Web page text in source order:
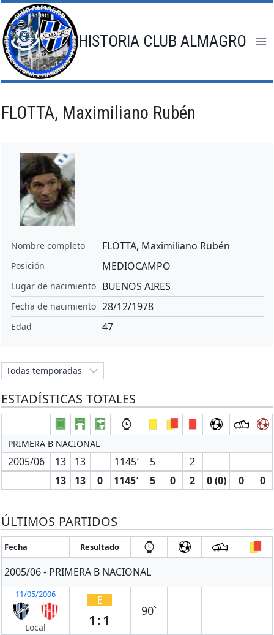
Saltar
al
contenido
HISTORIA CLUB ALMAGRO
FLOTTA, Maximiliano Rubén
Nombre completo FLOTTA, Maximiliano Rubén
Posición MEDIOCAMPO
Lugar de nacimiento BUENOS AIRES
Fecha de nacimiento 28/12/1978
Edad 47
ESTADÍSTICAS TOTALES
PRIMERA B NACIONAL
2005/06 13 13 1145′ 5
2
13
13 0 1145′ 5 0 2 0 (0) 0 0
ÚLTIMOS PARTIDOS
Fecha Resultado
2005/06 - PRIMERA B NACIONAL
11/05/2006
Local
E
1:1
90`